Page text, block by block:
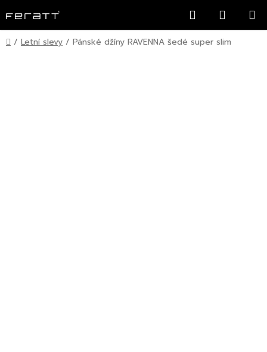
na
obsah
Hledat
KOŠÍK
Domů
/ Letní slevy / Pánské džíny RAVENNA šedé super slim